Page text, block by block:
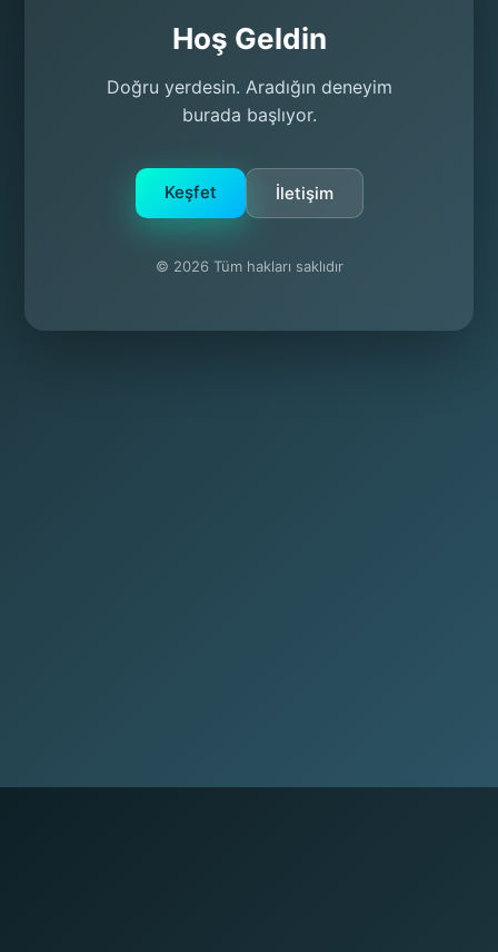
Hoş Geldin
Doğru yerdesin. Aradığın deneyim
burada başlıyor.
Keşfet İletişim
© 2026 Tüm hakları saklıdır